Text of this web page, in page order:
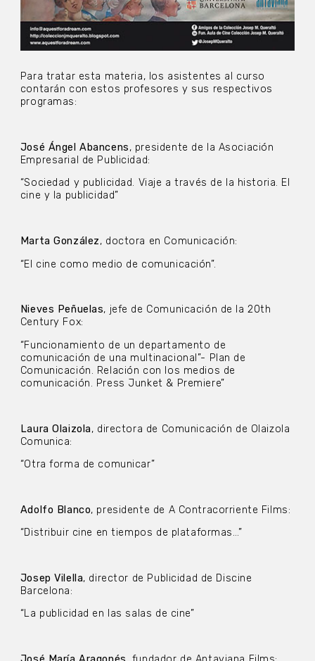
Para tratar esta materia, los asistentes al curso
contarán con estos profesores y sus respectivos
programas:
José Ángel Abancens, presidente de la Asociación
Empresarial de Publicidad:
“Sociedad y publicidad. Viaje a través de la historia. El
cine y la publicidad”
Marta González, doctora en Comunicación:
“El cine como medio de comunicación”.
Nieves Peñuelas, jefe de Comunicación de la 20th
Century Fox:
“Funcionamiento de un departamento de
comunicación de una multinacional”- Plan de
Comunicación. Relación con los medios de
comunicación. Press Junket & Premiere”
Laura Olaizola, directora de Comunicación de Olaizola
Comunica:
“Otra forma de comunicar”
Adolfo Blanco, presidente de A Contracorriente Films:
“Distribuir cine en tiempos de plataformas…”
Josep Vilella, director de Publicidad de Discine
Barcelona:
“La publicidad en las salas de cine”